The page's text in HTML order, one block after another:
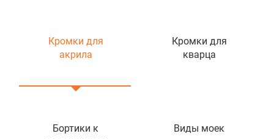
Кромки для
акрила
Кромки для
кварца
Бортики к
Виды моек